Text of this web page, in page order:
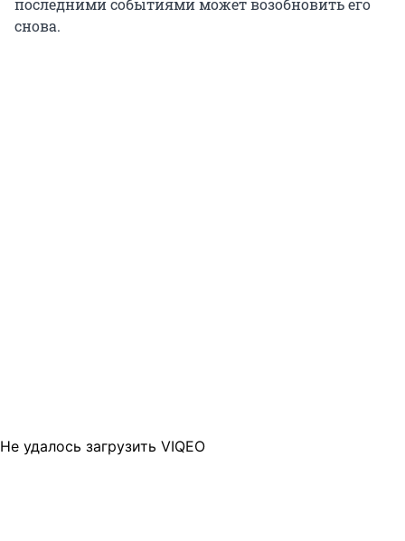
последними событиями может возобновить его
снова.
Не удалось загрузить VIQEO